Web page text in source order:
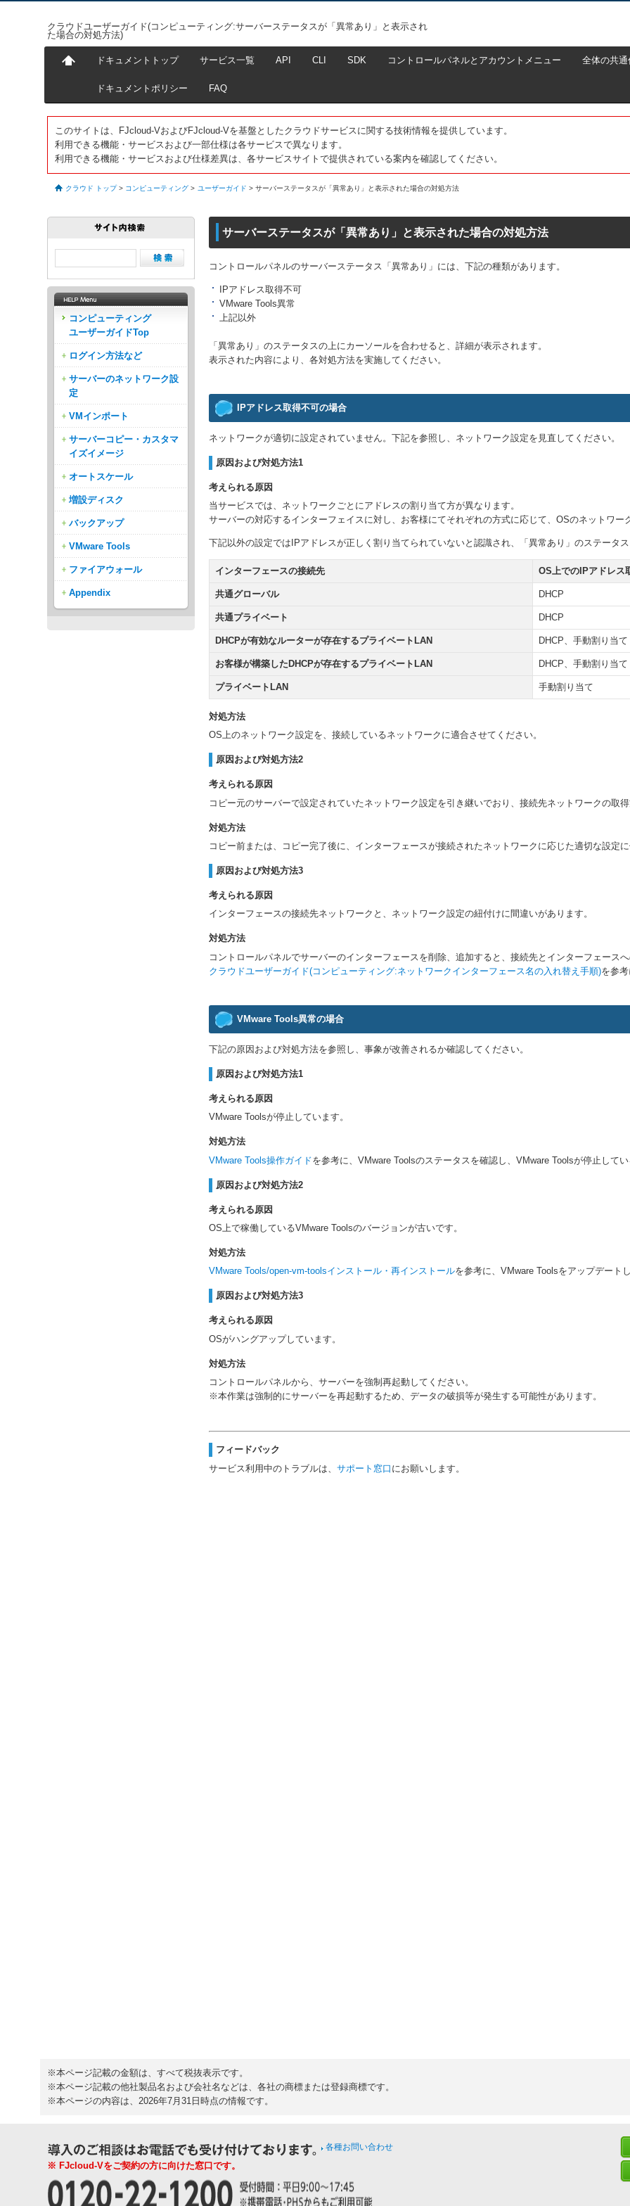
クラウドユーザーガイド(コンピューティング:サーバーステータスが「異常あり」と表示され
た場合の対処方法)
ドキュメントトップ サービス一覧 API CLI SDK コントロールパネルとアカウントメニュー 全体の共通
ドキュメントポリシー FAQ
このサイトは、FJcloud-VおよびFJcloud-Vを基盤としたクラウドサービスに関する技術情報を提供しています。
利用できる機能・サービスおよび一部仕様は各サービスで異なります。
利用できる機能・サービスおよび仕様差異は、各サービスサイトで提供されている案内を確認してください。
クラウド トップ > コンピューティング > ユーザーガイド > サーバーステータスが「異常あり」と表示された場合の対処方法
サーバーステータスが「異常あり」と表示された場合の対処方法
コントロールパネルのサーバーステータス「異常あり」には、下記の種類があります。
IPアドレス取得不可
VMware Tools異常
上記以外
「異常あり」のステータスの上にカーソールを合わせると、詳細が表示されます。
表示された内容により、各対処方法を実施してください。
IPアドレス取得不可の場合
ネットワークが適切に設定されていません。下記を参照し、ネットワーク設定を見直してください。
原因および対処方法1
考えられる原因
当サービスでは、ネットワークごとにアドレスの割り当て方が異なります。
サーバーの対応するインターフェイスに対し、お客様にてそれぞれの方式に応じて、OSのネットワー
下記以外の設定ではIPアドレスが正しく割り当てられていないと認識され、「異常あり」のステータス
インターフェースの接続先 OS上でのIPアドレス
共通グローバル DHCP
共通プライベート DHCP
DHCPが有効なルーターが存在するプライベートLAN DHCP、手動割り当て
お客様が構築したDHCPが存在するプライベートLAN DHCP、手動割り当て
プライベートLAN 手動割り当て
対処方法
OS上のネットワーク設定を、接続しているネットワークに適合させてください。
原因および対処方法2
考えられる原因
コピー元のサーバーで設定されていたネットワーク設定を引き継いでおり、接続先ネットワークの取得
対処方法
コピー前または、コピー完了後に、インターフェースが接続されたネットワークに応じた適切な設定に
原因および対処方法3
考えられる原因
インターフェースの接続先ネットワークと、ネットワーク設定の紐付けに間違いがあります。
対処方法
コントロールパネルでサーバーのインターフェースを削除、追加すると、接続先とインターフェース
クラウドユーザーガイド(コンピューティング:ネットワークインターフェース名の入れ替え手順)を参
VMware Tools異常の場合
下記の原因および対処方法を参照し、事象が改善されるか確認してください。
原因および対処方法1
考えられる原因
VMware Toolsが停止しています。
対処方法
VMware Tools操作ガイドを参考に、VMware Toolsのステータスを確認し、VMware Toolsが停止してい
原因および対処方法2
考えられる原因
OS上で稼働しているVMware Toolsのバージョンが古いです。
対処方法
VMware Tools/open-vm-toolsインストール・再インストールを参考に、VMware Toolsをアップデート
原因および対処方法3
考えられる原因
OSがハングアップしています。
対処方法
コントロールパネルから、サーバーを強制再起動してください。
※本作業は強制的にサーバーを再起動するため、データの破損等が発生する可能性があります。
フィードバック
サービス利用中のトラブルは、サポート窓口 にお願いします。
コンピューティング
ユーザーガイドTop
ログイン方法など
サーバーのネットワーク設
定
VMインポート
サーバーコピー・カスタマ
イズイメージ
オートスケール
増設ディスク
バックアップ
VMware Tools
ファイアウォール
Appendix
※本ページ記載の金額は、すべて税抜表示です。
※本ページ記載の他社製品名および会社名などは、各社の商標または登録商標です。
※本ページの内容は、2026年7月31日時点の情報です。
各種お問い合わせ
※ FJcloud-Vをご契約の方に向けた窓口です。